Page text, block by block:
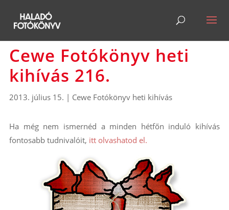
Cewe Fotókönyv heti
kihívás 216.
2013. július 15. | Cewe Fotókönyv heti kihívás
Ha még nem ismernéd a minden hétfőn induló kihívás
fontosabb tudnivalóit, itt olvashatod el.